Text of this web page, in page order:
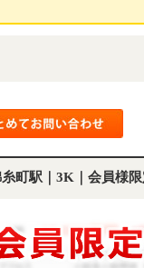
町駅｜3K｜会員様限